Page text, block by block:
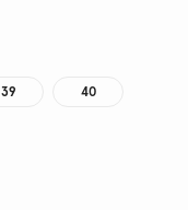
39 40